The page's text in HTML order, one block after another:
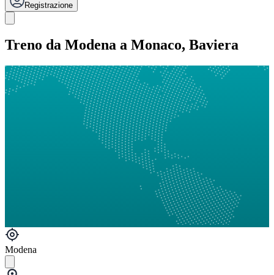
Registrazione
Treno da Modena a Monaco, Baviera
Modena